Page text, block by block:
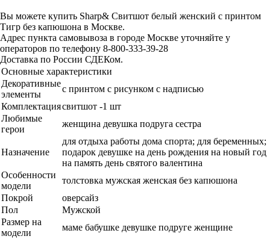
Вы можете купить Sharp& Свитшот белый женский с принтом
Тигр без капюшона в Москве.
Адрес пункта самовывоза в городе Москве уточняйте у
операторов по телефону 8-800-333-39-28
Доставка по России СДЕКом.
Основные характеристики
Декоративные
элементы
с принтом с рисунком с надписью
Комплектациясвитшот -1 шт
Любимые
герои
женщина девушка подруга сестра
Назначение
для отдыха работы дома спорта; для беременных;
подарок девушке на день рождения на новый год
на память день святого валентина
Особенности
модели
толстовка мужская женская без капюшона
Покрой
оверсайз
Пол
Мужской
Размер на
модели
маме бабушке девушке подруге женщине